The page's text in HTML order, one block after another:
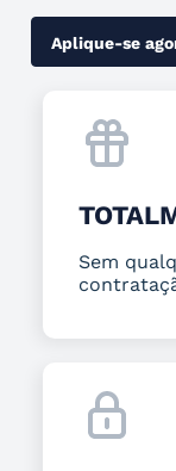
Aplique-se
Sem